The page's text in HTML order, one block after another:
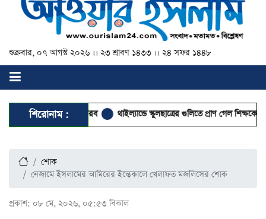
শুক্রবার, ০৭ আগস্ট ২০২৬ ।। ২৩ শ্রাবণ ১৪৩৩ ।। ২৪ সফর ১৪৪৮
শিরোনাম :
যেসব আমল করব থাইল্যান্ডে স্কুলছাত্রের গুলিতে প্রাণ গেল শিক্ষকের,
শোক
নেজামে ইসলামের আমিরের ইন্তেকালে খেলাফত মজলিসের শোক
প্রকাশ: ০৮ মে, ২০২৬, ০৫:৫৩ বিকাল